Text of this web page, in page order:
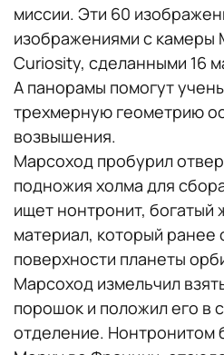
миссии. Эти 60
изображениями с камеры
Curiosity, сделанными 16
А панорамы помогут
трехмерную геометрию
возвышения.
Марсоход пробурил
подножия холма для
ищет нонтронит, богатый
материал, который ранее
поверхности планеты
Марсоход измельчил
порошок и положил его в
отделение. Нонтронитом